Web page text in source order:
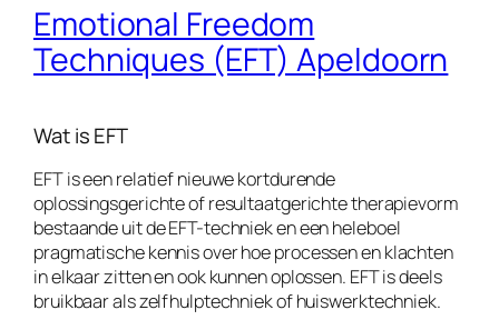
Emotional Freedom
Techniques (EFT) Apeldoorn
Wat is EFT
EFT is een relatief nieuwe kortdurende
oplossingsgerichte of resultaatgerichte therapievorm
bestaande uit de EFT-techniek en een heleboel
pragmatische kennis over hoe processen en klachten
in elkaar zitten en ook kunnen oplossen. EFT is deels
bruikbaar als zelfhulptechniek of huiswerktechniek.